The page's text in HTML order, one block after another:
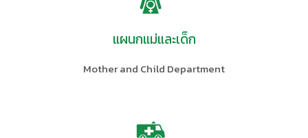
แผนกแม่และเด็ก
Mother and Child Department